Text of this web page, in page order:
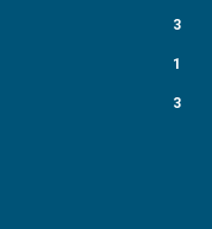
3
1
3